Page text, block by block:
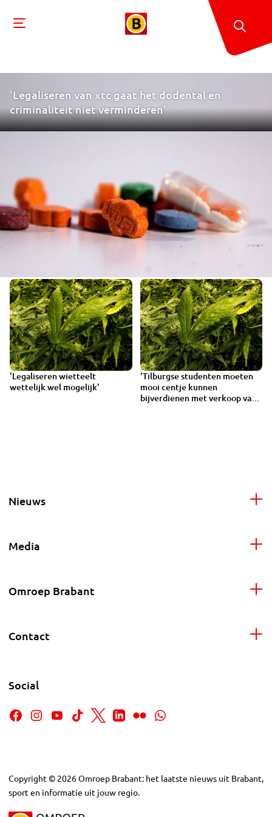
'Legaliseren van xtc gaat het dodental en
criminaliteit niet verminderen'
'Legaliseren wietteelt
wettelijk wel mogelijk'
'Tilburgse studenten moeten
mooi centje kunnen
bijverdienen met verkoop van
Nieuws
Media
Omroep Brabant
Contact
Social
Copyright © 2026Omroep Brabant: het laatste nieuws uit Brabant,
sport en informatie uit jouw regio.